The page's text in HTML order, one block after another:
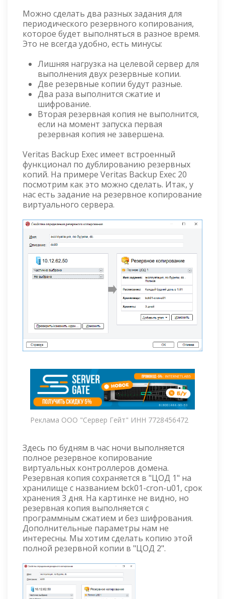
Можно сделать два разных задания для
периодического резервного копирования,
которое будет выполняться в разное время.
Это не всегда удобно, есть минусы:
Лишняя нагрузка на целевой сервер для
выполнения двух резервные копии.
Две резервные копии будут разные.
Два раза выполнится сжатие и
шифрование.
Вторая резервная копия не выполнится,
если на момент запуска первая
резервная копия не завершена.
Veritas Backup Exec имеет встроенный
функционал по дублированию резервных
копий. На примере Veritas Backup Exec 20
посмотрим как это можно сделать. Итак, у
нас есть задание на резервное копирование
виртуального сервера.
Реклама ООО "Сервер Гейт" ИНН 7728456472
Здесь по будням в час ночи выполняется
полное резервное копирование
виртуальных контроллеров домена.
Резервная копия сохраняется в "ЦОД 1" на
хранилище с названием bck01-cron-u01, срок
хранения 3 дня. На картинке не видно, но
резервная копия выполняется с
программным сжатием и без шифрования.
Дополнительные параметры нам не
интересны. Мы хотим сделать копию этой
полной резервной копии в "ЦОД 2".